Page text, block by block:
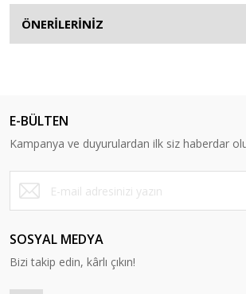
ÖNERİLERİNİZ
E-BÜLTEN
Kampanya ve duyurulardan ilk siz haberdar
SOSYAL MEDYA
Bizi takip edin, kârlı çıkın!